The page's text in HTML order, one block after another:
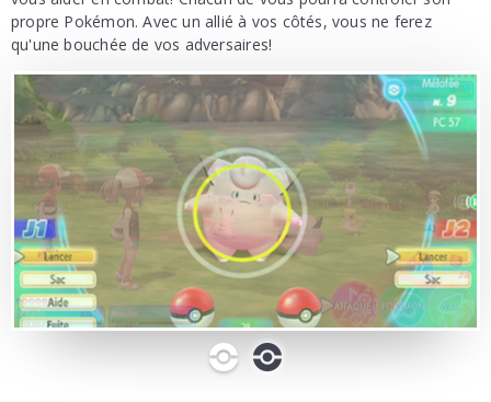
propre Pokémon. Avec un allié à vos côtés, vous ne ferez
qu'une bouchée de vos adversaires!
0